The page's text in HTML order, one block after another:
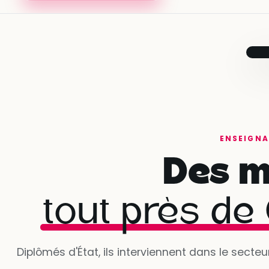
Des
tout près de
Diplômés d'État, ils interviennent dans le